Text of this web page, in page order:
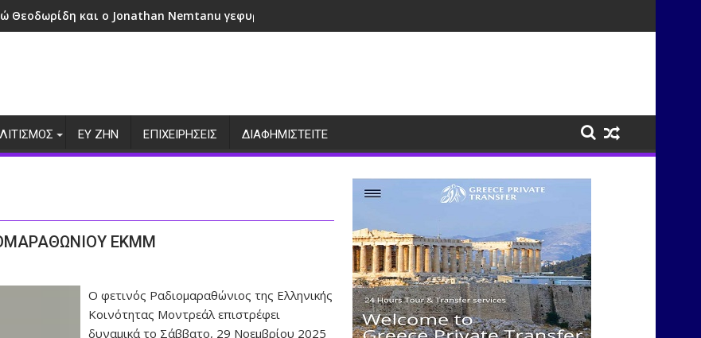
Θεοδωρίδη και ο Jonathan Nemtanu γεφυρώνουν πολιτισμούς μέσα από τη μουσική
ΕΥ ΖΗΝ ΕΠΙΧΕΙΡΗΣΕΙΣ ΔΙΑΦΗΜΙΣΤΕΙΤΕ
ΕΚΜΜ
Ο φετινός Ραδιομαραθώνιος της Ελληνικής
Κοινότητας Μοντρεάλ επιστρέφει
δυναμικά το Σάββατο, 29 Νοεμβρίου 2025